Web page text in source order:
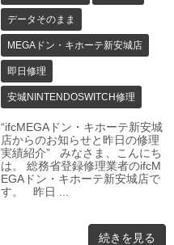
データそのまま
MEGAドン・キホーテ新安城店
即日修理
安城NINTENDOSWITCH修理
“ifcMEGAドン・キホーテ新安城
店からのお知らせと昨日の修理
実績紹介” みなさま、こんにち
は。 総務省登録修理業者のifcM
EGAドン・キホーテ新安城店で
す。 昨日 ...
続きを見る